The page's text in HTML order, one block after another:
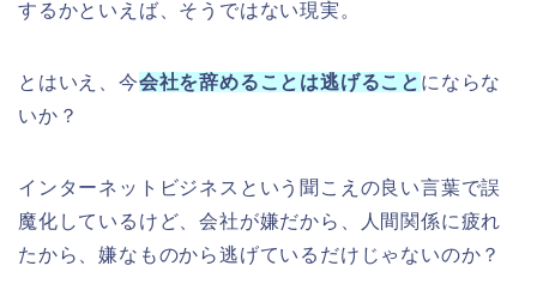
するかといえば、そうではない現実。
とはいえ、今会社を辞めることは逃げること にならな
いか？
インターネットビジネスという聞こえの良い言葉で誤
魔化しているけど、会社が嫌だから、人間関係に疲れ
たから、嫌なものから逃げているだけじゃないのか？